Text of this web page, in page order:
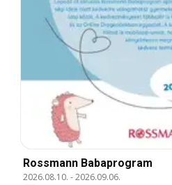
Rossmann Babaprogram
2026.08.10. -2026.09.06.